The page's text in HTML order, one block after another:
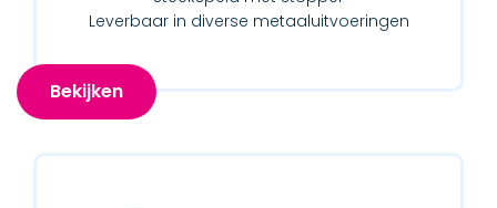
Leverbaar in diverse metaaluitvoeringen
Bekijken